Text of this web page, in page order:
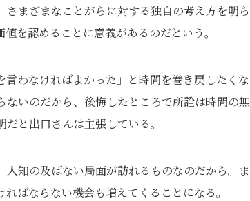
まざまなことがらに対する独自の考え方を明ら
を認めることに意義があるのだという。
わなければよかった」と時間を巻き戻したくな
いのだから、後悔したところで所詮は時間の無
と出口さんは主張している。
知の及ばない局面が訪れるものなのだから。ま
ばならない機会も増えてくることになる。